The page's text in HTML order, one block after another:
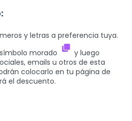
y letras a preferencia tuya.
morado
y luego
emails u otros de esta
colocarlo en tu página de
el descuento.